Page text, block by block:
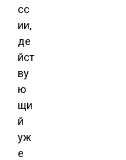
сс
ии,
де
йст
ву
ю
щи
й
уж
е